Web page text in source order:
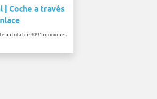
| Coche a través
un total de 3091 opiniones.